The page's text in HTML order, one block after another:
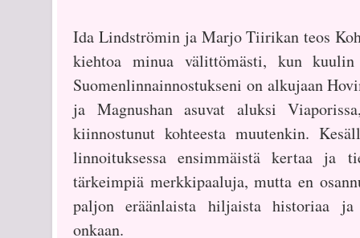
Ida Lindströmin ja Marjo Tiirikan teos
kiehtoa minua välittömästi, kun kuulin
Suomenlinnainnostukseni on alkujaan
ja Magnushan asuvat aluksi
kiinnostunut kohteesta muutenkin.
linnoituksessa ensimmäistä kertaa ja
tärkeimpiä merkkipaaluja, mutta en
paljon eräänlaista hiljaista historiaa ja
onkaan.